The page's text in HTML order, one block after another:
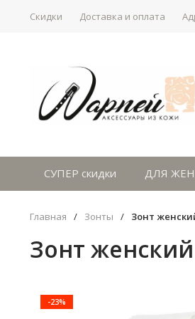
Скидки Доставка и оплата
СУПЕР скидки ДЛЯ
Главная / Зонты / Зонт
Зонт женский
-23%